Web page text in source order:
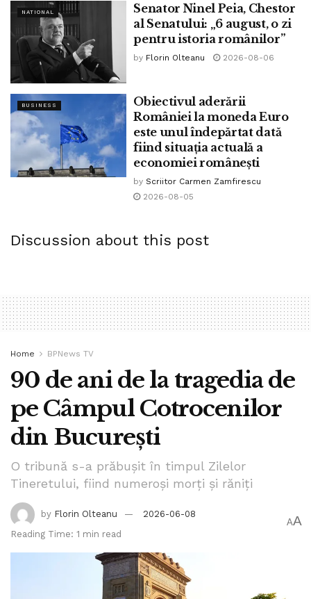
NATIONAL
Senator Ninel Peia, Chestor
al Senatului: „6 august, o zi
pentru istoria românilor”
by Florin Olteanu 2026-08-06
BUSINESS
Obiectivul aderării
României la moneda Euro
este unul îndepărtat dată
fiind situația actuală a
economiei românești
by Scriitor Carmen Zamfirescu
2026-08-05
Discussion about this post
Home BPNews TV
90 de ani de la tragedia de
pe Câmpul Cotrocenilor
din București
O tribună s-a prăbușit în timpul Zilelor
Tineretului, fiind numeroși morți și răniți
by Florin Olteanu
2026-06-08
Reading Time: 1 min read
AA